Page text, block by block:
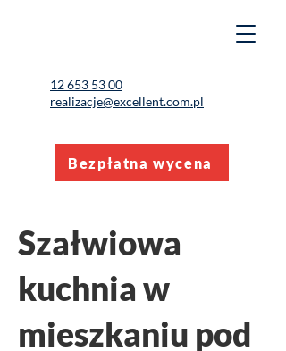
12 653 53 00
realizacje@excellent.com.pl
Bezpłatna wycena
Szałwiowa
kuchnia w
mieszkaniu pod